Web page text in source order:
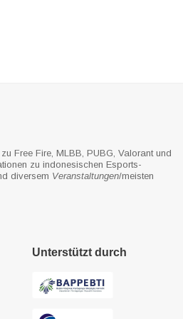
Free Fire, MLBB, PUBG, Valorant und
zu indonesischen Esports-
diversem Veranstaltungen/meisten
Unterstützt durch